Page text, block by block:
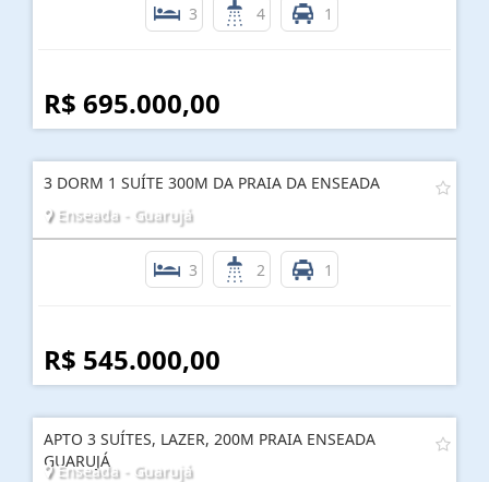
3 4 1
R$ 695.000,00
3 DORM 1 SUÍTE 300M DA PRAIA DA ENSEADA
Enseada - Guarujá
3 2 1
R$ 545.000,00
APTO 3 SUÍTES, LAZER, 200M PRAIA ENSEADA
GUARUJÁ
Enseada - Guarujá